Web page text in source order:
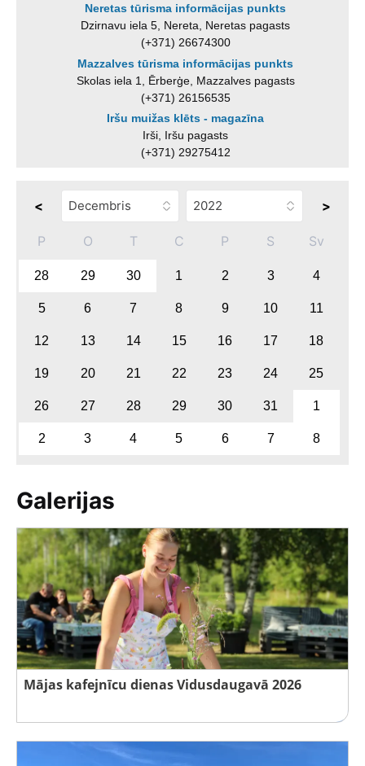
Neretas tūrisma informācijas punkts
Dzirnavu iela 5, Nereta, Neretas pagasts
(+371) 26674300
Mazzalves tūrisma informācijas punkts
Skolas iela 1, Ērberģe, Mazzalves pagasts
(+371) 26156535
Iršu muižas klēts - magazīna
Irši, Iršu pagasts
(+371) 29275412
< >
P O T C P S Sv
28 29 30 1 2 3 4
5 6 7 8 9 10 11
12 13 14 15 16 17 18
19 20 21 22 23 24 25
26 27 28 29 30 31 1
2 3 4 5 6 7 8
Galerijas
Mājas kafejnīcu dienas Vidusdaugavā 2026